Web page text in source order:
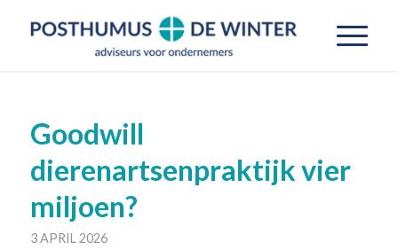
Goodwill
dierenartsenpraktijk vier
miljoen?
3 APRIL 2026